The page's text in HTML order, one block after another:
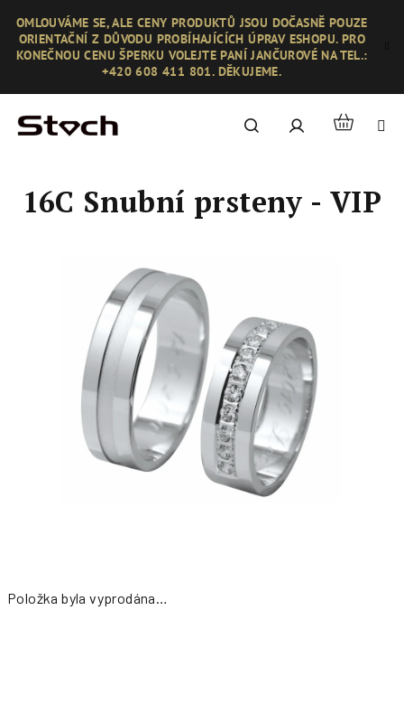
obsah
OMLOUVÁME SE, ALE CENY PRODUKTŮ JSOU DOČASNĚ POUZE
ORIENTAČNÍ Z DŮVODU PROBÍHAJÍCÍCH ÚPRAV ESHOPU. PRO
KONEČNOU CENU ŠPERKU VOLEJTE PANÍ JANČUROVÉ NA TEL.:
+420 608 411 801. DĚKUJEME.
Hledat PřihlášeníNákupní
Položka byla vyprodána…
16C Snubní prsteny - VIP